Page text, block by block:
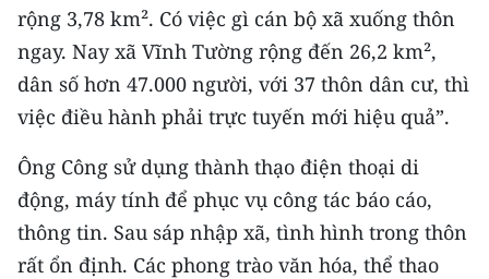
rộng 3,78 km². Có việc gì cán bộ xã xuống thôn
ngay. Nay xã Vĩnh Tường rộng đến 26,2 km²,
dân số hơn 47.000 người, với 37 thôn dân cư, thì
việc điều hành phải trực tuyến mới hiệu quả”.
Ông Công sử dụng thành thạo điện thoại di
động, máy tính để phục vụ công tác báo cáo,
thông tin. Sau sáp nhập xã, tình hình trong thôn
rất ổn định. Các phong trào văn hóa, thể thao